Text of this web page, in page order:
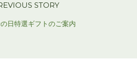
STORY
日特選ギフトのご案内